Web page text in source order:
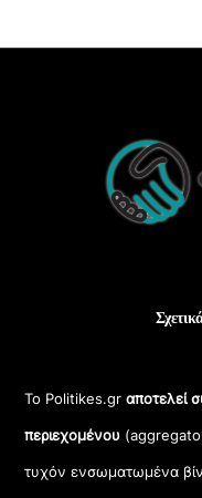
Το Politikes.grαποτελεί
περιεχομένου
τυχόν ενσωματωμένα